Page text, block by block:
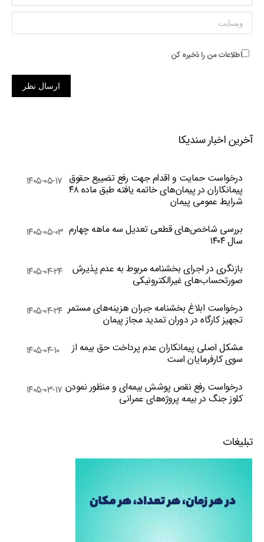
وبسایت
اطلاعات من را ذخیره کن
ارسال نظر
آخرین اخبار سندیکا
درخواست حمایت و اقدام جهت رفع تضییع حقوق
پیمانکاران در پیمان‌های خاتمه یافته طبق ماده ۴۸
شرایط عمومی پیمان
۱۴۰۵-۰۵-۱۷
بررسی شاخص‌های قطعی تعدیل سه ماهه چهارم
سال ۱۴۰۴
۱۴۰۵-۰۵-۰۳
بازنگری در اجرای بخشنامه مربوط به عدم پذیرش
صورتحساب‌های غیرالکترونیکی
۱۴۰۵-۰۴-۲۴
درخواست ابلاغ بخشنامه جبران هزینه‌های مستمر
تجهیز کارگاه در دوران تمدید مجاز پیمان
۱۴۰۵-۰۴-۲۴
مشکل اصلی پیمانکاران عدم پرداخت حق بیمه از
سوی کارفرمایان است
۱۴۰۵-۰۴-۱۰
درخواست رفع نقص پوشش بیمه‌ای و منظور نمودن
کلوز جنگ در بیمه پروژه‌های عمرانی
۱۴۰۵-۰۳-۱۷
تبلیغات